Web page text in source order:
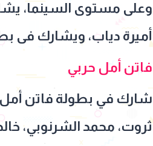
وعلى مستوى السينما،
أميرة دياب، ويشارك فى
فاتن أمل حربي
شارك في بطولة فاتن
ثروت، محمد الشرنوبي، خالد